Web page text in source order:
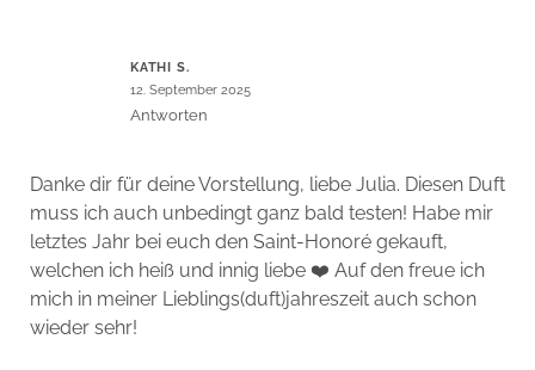
KATHI S.
12. September 2025
Antworten
Danke dir für deine Vorstellung, liebe Julia. Diesen Duft
muss ich auch unbedingt ganz bald testen! Habe mir
letztes Jahr bei euch den Saint-Honoré gekauft,
welchen ich heiß und innig liebe ❤️ Auf den freue ich
mich in meiner Lieblings(duft)jahreszeit auch schon
wieder sehr!